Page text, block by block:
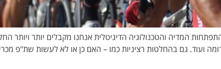
המדיה והטכנולוגיה הדיגיטלית אנחנו מקבלים יותר ויותר
ועוד. גם בהחלטות רציניות כמו – האם כן או לא לעשות שת"פ